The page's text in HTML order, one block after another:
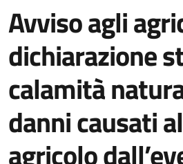
Avviso agli
dichiarazione
calamità
danni causati
agricolo